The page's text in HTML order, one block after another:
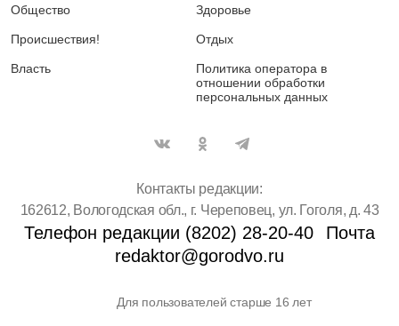
Общество
Происшествия!
Власть
Здоровье
Отдых
Политика оператора в
отношении обработки
персональных данных
Контакты редакции:
162612, Вологодская обл., г. Череповец, ул. Гоголя, д. 43
Телефон редакции (8202) 28-20-40
Почта
redaktor@gorodvo.ru
Для пользователей старше 16 лет